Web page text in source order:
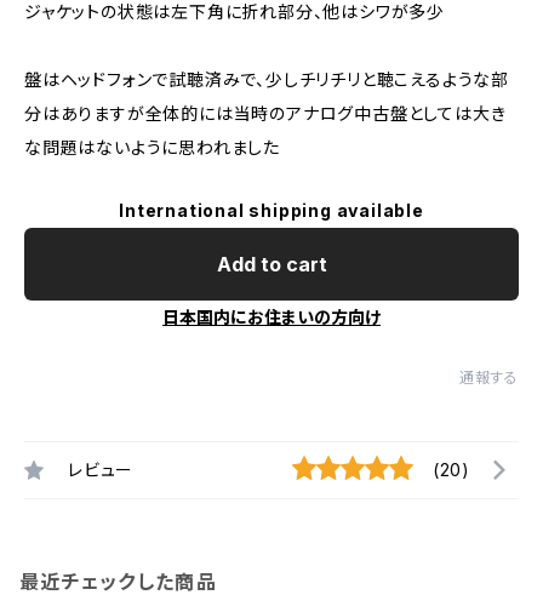
ジャケットの状態は左下角に折れ部分、他はシワが多少
盤はヘッドフォンで試聴済みで、少しチリチリと聴こえるような部
分はありますが全体的には当時のアナログ中古盤としては大き
な問題はないように思われました
International shipping available
Add to cart
日本国内にお住まいの方向け
通報する
レビュー (20)
最近チェックした商品